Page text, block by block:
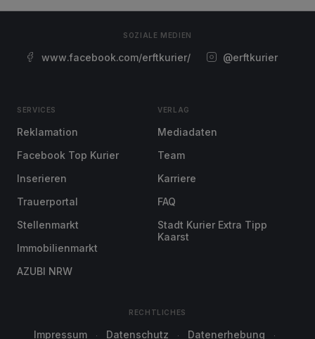
SOZIALE MEDIEN
www.facebook.com/erftkurier/ @erftkurier
SERVICES
Reklamation
Facebook Top Kurier
Inserieren
Trauerportal
Stellenmarkt
Immobilienmarkt
AZUBI NRW
VERLAG
Mediadaten
Team
Karriere
FAQ
Stadt Kurier Extra Tipp
Kaarst
RECHTLICHES
Impressum Datenschutz Datenerhebung